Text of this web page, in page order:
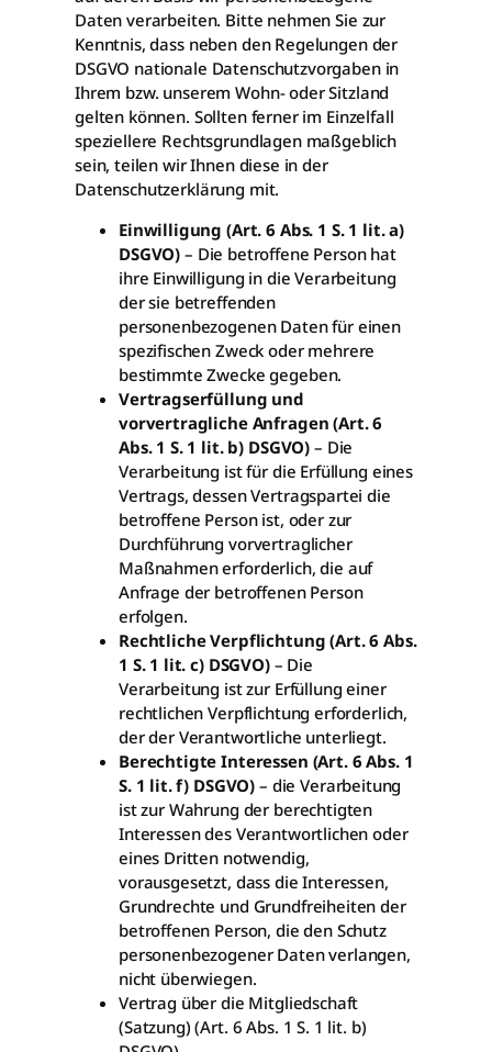
Daten verarbeiten. Bitte nehmen Sie zur
Kenntnis, dass neben den Regelungen der
DSGVO nationale Datenschutzvorgaben in
Ihrem bzw. unserem Wohn- oder Sitzland
gelten können. Sollten ferner im Einzelfall
speziellere Rechtsgrundlagen maßgeblich
sein, teilen wir Ihnen diese in der
Datenschutzerklärung mit.
Einwilligung (Art. 6 Abs. 1 S. 1 lit. a)
DSGVO) – Die betroffene Person hat
ihre Einwilligung in die Verarbeitung
der sie betreffenden
personenbezogenen Daten für einen
spezifischen Zweck oder mehrere
bestimmte Zwecke gegeben.
Vertragserfüllung und
vorvertragliche Anfragen (Art. 6
Abs. 1 S. 1 lit. b) DSGVO) – Die
Verarbeitung ist für die Erfüllung eines
Vertrags, dessen Vertragspartei die
betroffene Person ist, oder zur
Durchführung vorvertraglicher
Maßnahmen erforderlich, die auf
Anfrage der betroffenen Person
erfolgen.
Rechtliche Verpflichtung (Art. 6 Abs.
1 S. 1 lit. c) DSGVO)– Die
Verarbeitung ist zur Erfüllung einer
rechtlichen Verpflichtung erforderlich,
der der Verantwortliche unterliegt.
Berechtigte Interessen (Art. 6 Abs. 1
S. 1 lit. f) DSGVO) – die Verarbeitung
ist zur Wahrung der berechtigten
Interessen des Verantwortlichen oder
eines Dritten notwendig,
vorausgesetzt, dass die Interessen,
Grundrechte und Grundfreiheiten der
betroffenen Person, die den Schutz
personenbezogener Daten verlangen,
nicht überwiegen.
Vertrag über die Mitgliedschaft
(Satzung) (Art. 6 Abs. 1 S. 1 lit. b)